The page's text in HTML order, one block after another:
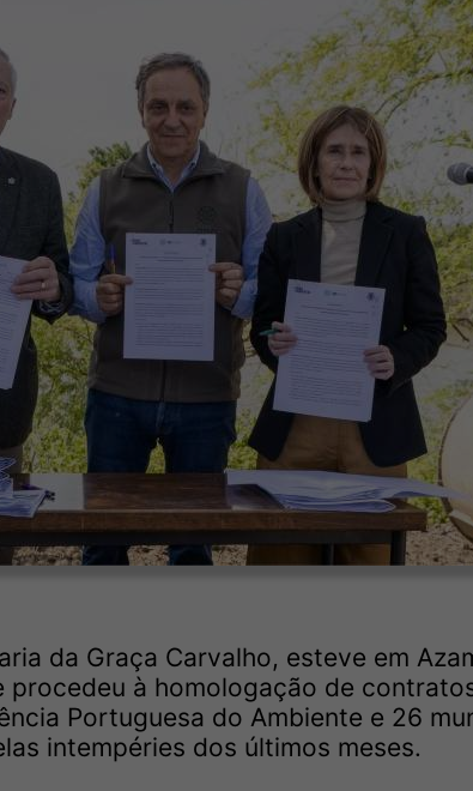
da Graça Carvalho, esteve em
à homologação de
Portuguesa do Ambiente e 26
intempéries dos últimos meses.